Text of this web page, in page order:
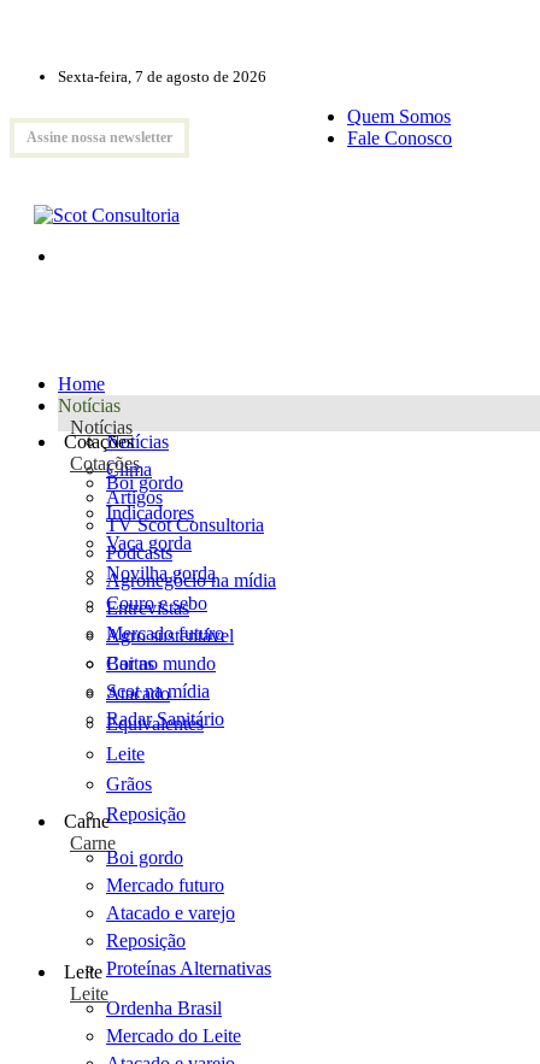
Sexta-feira, 7 de agosto de 2026
Assine nossa newsletter
Quem Somos
Fale Conosco
Home
Notícias
Notícias
Notícias
Clima
Artigos
TV Scot Consultoria
Podcasts
Agronegócio na mídia
Entrevistas
Agro sustentável
Cartas
Scot na mídia
Radar Sanitário
Cotações
Cotações
Boi gordo
Indicadores
Vaca gorda
Novilha gorda
Couro e sebo
Mercado futuro
Boi no mundo
Atacado
Equivalentes
Leite
Grãos
Reposição
Carne
Carne
Boi gordo
Mercado futuro
Atacado e varejo
Reposição
Proteínas Alternativas
Leite
Leite
Ordenha Brasil
Mercado do Leite